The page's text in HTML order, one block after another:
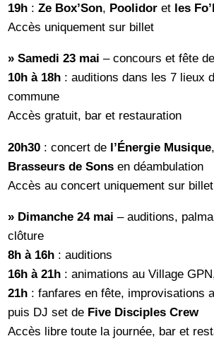
19h :Ze Box’Son, Poolidor et les
Accès uniquement sur billet
»Samedi 23 mai– concours et fête
10h à 18h : auditions dans les 7 lieux
commune
Accès gratuit, bar et restauration
20h30 : concert de l’Énergie Musique
Brasseurs de Sons en déambulation
Accès au concert uniquement sur billet
» Dimanche 24 mai – auditions,
clôture
8h à 16h : auditions
16h à 21h : animations au Village
21h : fanfares en fête, improvisations
puis DJ set de Five Disciples Crew
Accès libre toute la journée, bar et